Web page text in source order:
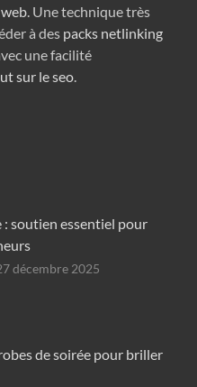
. Une technique très
à des packs netlinking
une facilité
sur le seo.
: soutien essentiel pour
décembre 2025
de soirée pour briller